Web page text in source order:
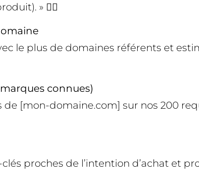
» 🕵️‍♀️
le plus de domaines référents et
connues)
[mon-domaine.com] sur nos 200
proches de l’intention d’achat et